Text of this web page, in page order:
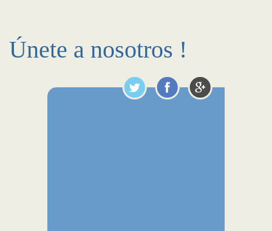
Únete a nosotros !